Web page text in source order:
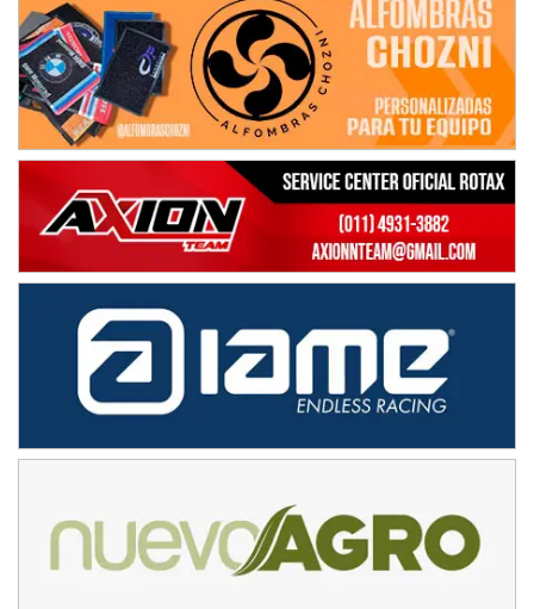
Avellaneda (Santa Fe)
SUR SANTAFESINO - F4
José Samuel Sánchez (Tierra)
Rufino (Santa Fe)
TUCUMANO - F5
El Timbó (Tucumán)